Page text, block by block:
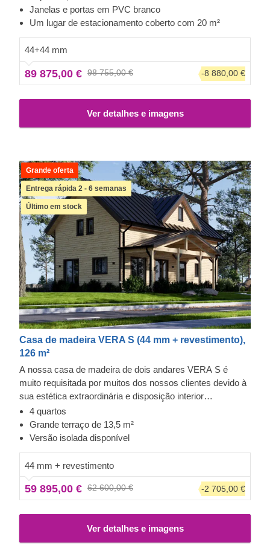
facilmente com a sua família. Também oferece uma sala
de estar espaçosa composta por cozinha, sala de jantar e
terraços. Todas estas áreas oferecem espaço mais do que
suficiente para desfrutar de jantares em família. Os seus
dois quartos amplos garantem tranquilidade e privacidade,
mesmo durante a visita de família ou amigos.Este
modelo específico inclui também janelas e portas em
PVC branco, já incluídas no preço.
Janelas e portas em PVC branco
Um lugar de estacionamento coberto com 20 m²
44+44 mm
89 875,00 € 98 755,00 € -8 880,00 €
Ver detalhes e imagens
Grande oferta
Entrega rápida 2 - 6 semanas
Último em stock
Casa de madeira VERA S (44 mm + revestimento),
126 m²
A nossa casa de madeira de dois andares VERA S é
muito requisitada por muitos dos nossos clientes devido à
sua estética extraordinária e disposição interior
confortável: permite que cada membro da família ou
convidados desfrutem da sua privacidade. Outro destaque
deste modelo é o seu magnífico terraço coberto de 13,5
livre com a sua família e amigos.
o aspeto deste modelo específico pode diferir da
versão padrão. Este modelo pode incluir acessórios
complementares - contacte-nos se desejar mais
informações.
4 quartos
Grande terraço de 13,5 m²
Versão isolada disponível
44 mm + revestimento
59 895,00 € 62 600,00 € -2 705,00 €
Ver detalhes e imagens